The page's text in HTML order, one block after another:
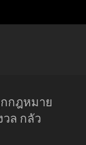
กฎหมาย
ล กลัว